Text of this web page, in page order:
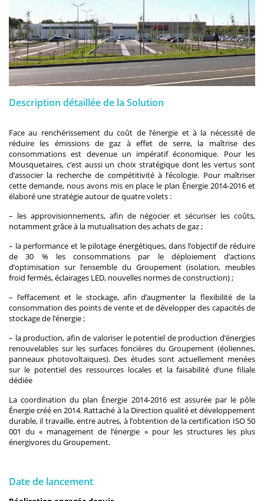
Description détaillée de la Solution
Face au renchérissement du coût de l’énergie et à la nécessité de
réduire les émissions de gaz à effet de serre, la maîtrise des
consommations est devenue un impératif économique. Pour les
Mousquetaires, c’est aussi un choix stratégique dont les vertus sont
d’associer la recherche de compétitivité à l’écologie. Pour maîtriser
cette demande, nous avons mis en place le plan Énergie 2014-2016 et
élaboré une stratégie autour de quatre volets :
– les approvisionnements, afin de négocier et sécuriser les coûts,
notamment grâce à la mutualisation des achats de gaz ;
– la performance et le pilotage énergétiques, dans l’objectif de réduire
de 30 % les consommations par le déploiement d’actions
d’optimisation sur l’ensemble du Groupement (isolation, meubles
froid fermés, éclairages LED, nouvelles normes de construction) ;
– l’effacement et le stockage, afin d’augmenter la flexibilité de la
consommation des points de vente et de développer des capacités de
stockage de l’énergie ;
– la production, afin de valoriser le potentiel de production d’énergies
renouvelables sur les surfaces foncières du Groupement (éoliennes,
panneaux photovoltaïques). Des études sont actuellement menées
sur le potentiel des ressources locales et la faisabilité d’une filiale
dédiée
La coordination du plan Énergie 2014-2016 est assurée par le pôle
Énergie créé en 2014. Rattaché à la Direction qualité et développement
durable, il travaille, entre autres, à l’obtention de la certification ISO 50
001 du « management de l’énergie » pour les structures les plus
énergivores du Groupement.
Date de lancement